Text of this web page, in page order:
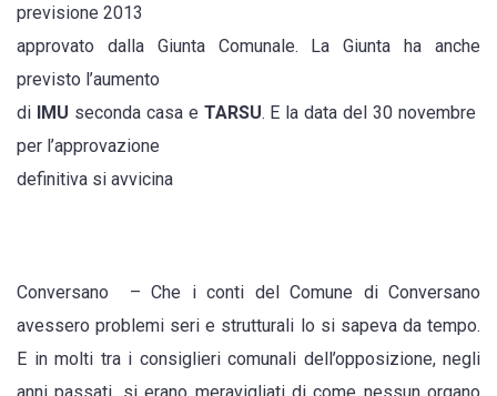
non
e
previsione 2013
approvato dalla Giunta Comunale. La Giunta ha anche
previsto l’aumento
di IMU seconda casa e TARSU. E la data del 30 novembre
per l’approvazione
definitiva si avvicina
Conversano – Che i conti del Comune di Conversano
avessero problemi seri e strutturali lo si sapeva da tempo.
E in molti tra i consiglieri comunali dell’opposizione, negli